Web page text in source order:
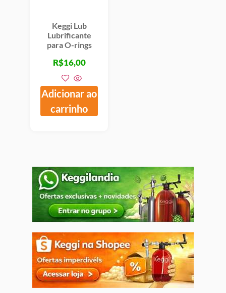
Keggi Lub
Lubrificante
para O-rings
R$16,00
Adicionar ao
carrinho